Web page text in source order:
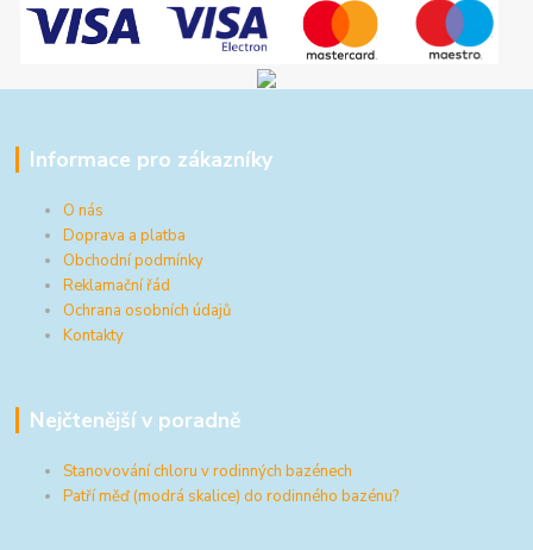
Informace pro zákazníky
O nás
Doprava a platba
Obchodní podmínky
Reklamační řád
Ochrana osobních údajů
Kontakty
Nejčtenější v poradně
Stanovování chloru v rodinných bazénech
Patří měď (modrá skalice) do rodinného bazénu?